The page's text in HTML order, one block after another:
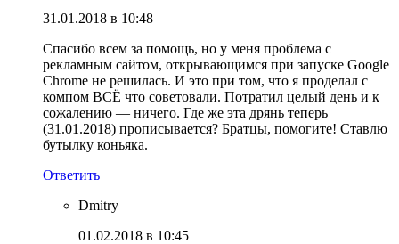
31.01.2018 в 10:48
Спасибо всем за помощь, но у меня проблема с
рекламным сайтом, открывающимся при запуске Google
Chrome не решилась. И это при том, что я проделал с
компом ВСЁ что советовали. Потратил целый день и к
сожалению — ничего. Где же эта дрянь теперь
(31.01.2018) прописывается? Братцы, помогите! Ставлю
бутылку коньяка.
Ответить
Dmitry
01.02.2018 в 10:45